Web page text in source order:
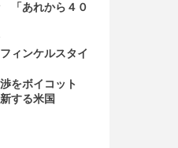
「あれから４０
ィンケルスタイ
をボイコット
する米国